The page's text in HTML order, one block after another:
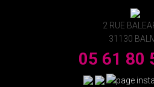
2 RUE
31130
05 61 80